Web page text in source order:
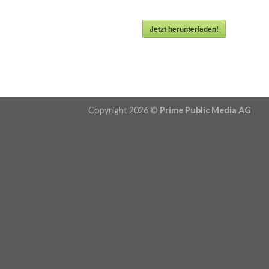
Jetzt herunterladen!
Copyright 2026 © Prime Public Media AG